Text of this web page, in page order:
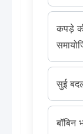
कपड़े
सुई
बॉबिन